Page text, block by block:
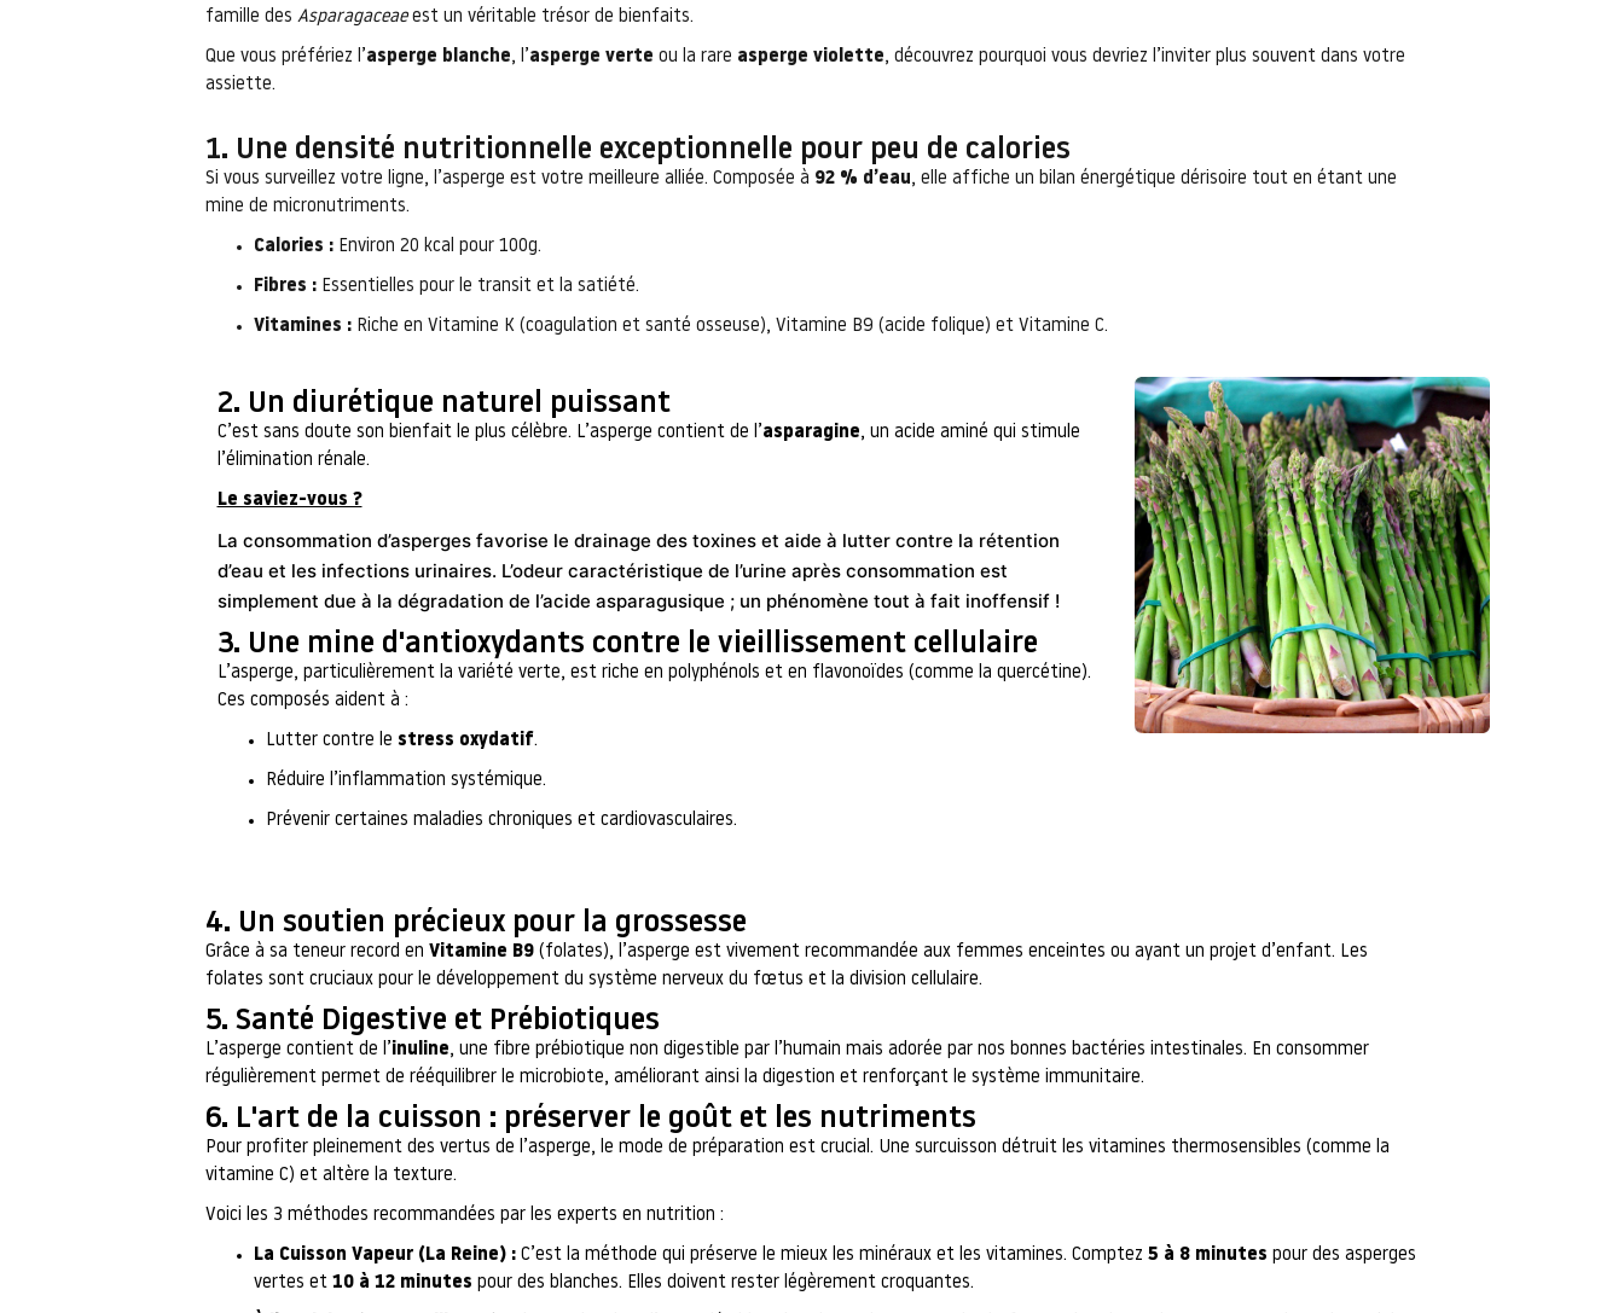
famille des Asparagaceaeest un véritable trésor de bienfaits.
Que vous préfériez l’ asperge blanche, l’ asperge verte ou la rare asperge violette, découvrez pourquoi vous devriez l’inviter plus souvent dans votre
assiette.
1. Une densité nutritionnelle exceptionnelle pour peu de calories
Si vous surveillez votre ligne, l’asperge est votre meilleure alliée. Composée à 92 % d’eau, elle affiche un bilan énergétique dérisoire tout en étant une
mine de micronutriments.
Calories :Environ 20 kcal pour 100g.
Fibres :Essentielles pour le transit et la satiété.
Vitamines :Riche en Vitamine K (coagulation et santé osseuse), Vitamine B9 (acide folique) et Vitamine C.
2. Un diurétique naturel puissant
C’est sans doute son bienfait le plus célèbre. L’asperge contient de l’ asparagine, un acide aminé qui stimule
l’élimination rénale.
Le saviez-vous ?
La consommation d’asperges favorise le drainage des toxines et aide à lutter contre la rétention
d’eau et les infections urinaires. L’odeur caractéristique de l’urine après consommation est
simplement due à la dégradation de l’acide asparagusique ; un phénomène tout à fait inoffensif !
3. Une mine d'antioxydants contre le vieillissement cellulaire
L’asperge, particulièrement la variété verte, est riche en polyphénols et en flavonoïdes (comme la quercétine).
Ces composés aident à :
Lutter contre le stress oxydatif.
Réduire l’inflammation systémique.
Prévenir certaines maladies chroniques et cardiovasculaires.
4. Un soutien précieux pour la grossesse
Grâce à sa teneur record en Vitamine B9(folates), l’asperge est vivement recommandée aux femmes enceintes ou ayant un projet d’enfant. Les
folates sont cruciaux pour le développement du système nerveux du fœtus et la division cellulaire.
5. Santé Digestive et Prébiotiques
L’asperge contient de l’ inuline, une fibre prébiotique non digestible par l’humain mais adorée par nos bonnes bactéries intestinales. En consommer
régulièrement permet de rééquilibrer le microbiote, améliorant ainsi la digestion et renforçant le système immunitaire.
6. L'art de la cuisson : préserver le goût et les nutriments
Pour profiter pleinement des vertus de l’asperge, le mode de préparation est crucial. Une surcuisson détruit les vitamines thermosensibles (comme la
vitamine C) et altère la texture.
Voici les 3 méthodes recommandées par les experts en nutrition :
La Cuisson Vapeur (La Reine) :C’est la méthode qui préserve le mieux les minéraux et les vitamines. Comptez 5 à 8 minutes pour des asperges
vertes et 10 à 12 minutes pour des blanches. Elles doivent rester légèrement croquantes.